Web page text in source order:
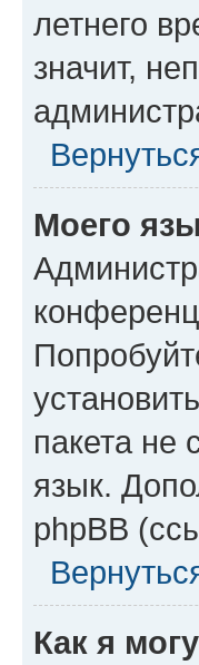
летнего
значит,
Моего
пакета не
язык.
phpBB
Как я